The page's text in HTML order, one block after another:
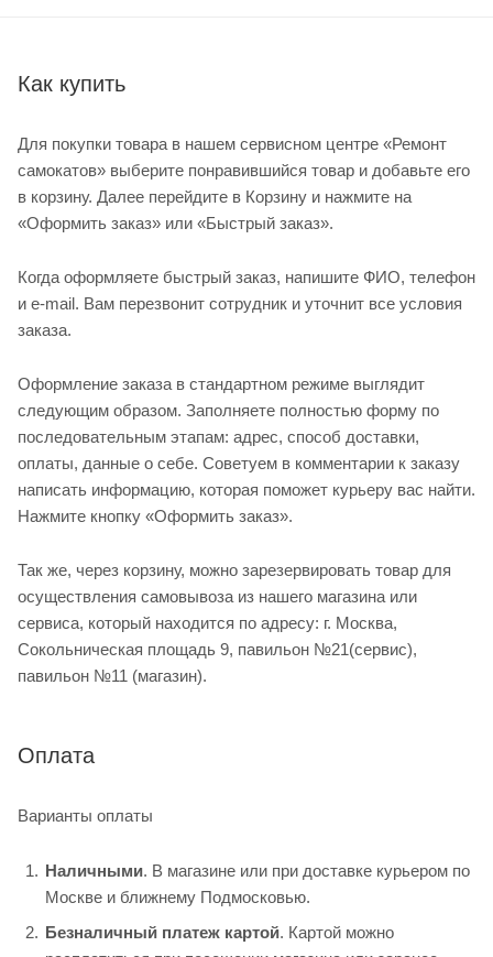
Как купить
Для покупки товара в нашем сервисном центре «Ремонт
самокатов» выберите понравившийся товар и добавьте его
в корзину. Далее перейдите в Корзину и нажмите на
«Оформить заказ» или «Быстрый заказ».
Когда оформляете быстрый заказ, напишите ФИО, телефон
и e-mail. Вам перезвонит сотрудник и уточнит все условия
заказа.
Оформление заказа в стандартном режиме выглядит
следующим образом. Заполняете полностью форму по
последовательным этапам: адрес, способ доставки,
оплаты, данные о себе. Советуем в комментарии к заказу
написать информацию, которая поможет курьеру вас найти.
Нажмите кнопку «Оформить заказ».
Так же, через корзину, можно зарезервировать товар для
осуществления самовывоза из нашего магазина или
сервиса, который находится по адресу: г. Москва,
Сокольническая площадь 9, павильон №21(сервис),
павильон №11 (магазин).
Оплата
Варианты оплаты
Наличными. В магазине или при доставке курьером по
Москве и ближнему Подмосковью.
Безналичный платеж картой. Картой можно